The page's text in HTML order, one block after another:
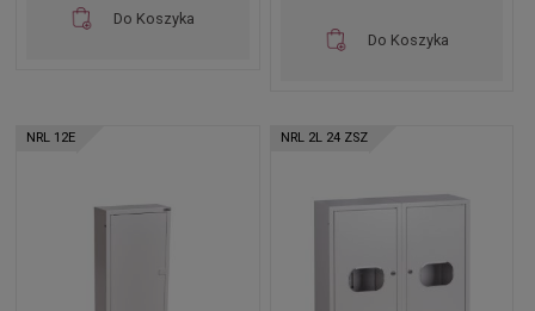
Do Koszyka
Do Koszyka
NRL 12E NRL 2L 24 ZSZ